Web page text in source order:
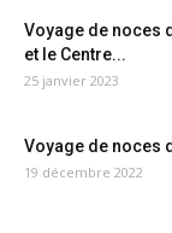
Voyage de noces
et le Centre...
25 janvier 2023
Voyage de noces
19 décembre 2022